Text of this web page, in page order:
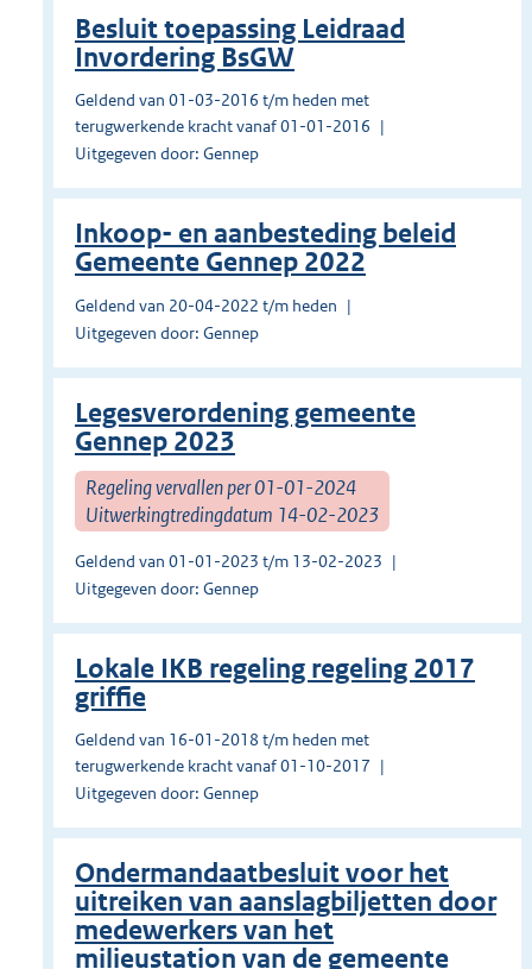
Besluit toepassing Leidraad
Invordering BsGW
Geldend van 01-03-2016 t/m heden met
terugwerkende kracht vanaf 01-01-2016
Uitgegeven door: Gennep
Inkoop- en aanbesteding beleid
Gemeente Gennep 2022
Geldend van 20-04-2022 t/m heden
Uitgegeven door: Gennep
Legesverordening gemeente
Gennep 2023
Regeling vervallen per 01-01-2024
Uitwerkingtredingdatum 14-02-2023
Geldend van 01-01-2023 t/m 13-02-2023
Uitgegeven door: Gennep
Lokale IKB regeling regeling 2017
griffie
Geldend van 16-01-2018 t/m heden met
terugwerkende kracht vanaf 01-10-2017
Uitgegeven door: Gennep
Ondermandaatbesluit voor het
uitreiken van aanslagbiljetten door
medewerkers van het
milieustation van de gemeente